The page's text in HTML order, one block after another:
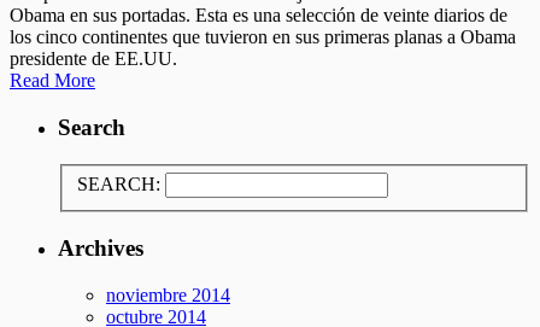
Obama en sus portadas. Esta es una selección de veinte diarios de
los cinco continentes que tuvieron en sus primeras planas a Obama
presidente de EE.UU.
Read More
Search
SEARCH:
Archives
noviembre 2014
octubre 2014